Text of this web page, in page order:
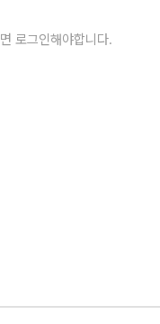
로그인해야합니다.